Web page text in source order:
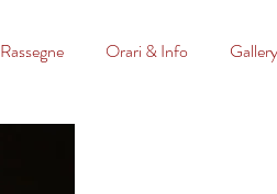
Rassegne Orari & Info Gallery